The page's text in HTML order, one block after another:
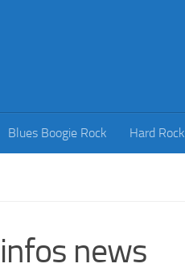
Blues Boogie Rock Hard Rock
news